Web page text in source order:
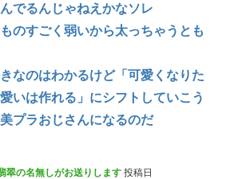
でるんじゃねえかなソレ
のすごく弱いから太っちゃうとも
なのはわかるけど「可愛くなりた
いは作れる」にシフトしていこう
プラおじさんになるのだ
翠の名無しがお送りします 投稿日